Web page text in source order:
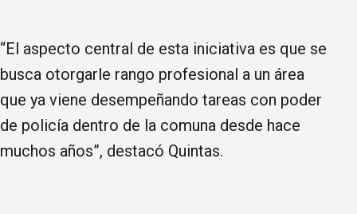
“El aspecto central de esta iniciativa es que se
busca otorgarle rango profesional a un área
que ya viene desempeñando tareas con poder
de policía dentro de la comuna desde hace
muchos años”, destacó Quintas.